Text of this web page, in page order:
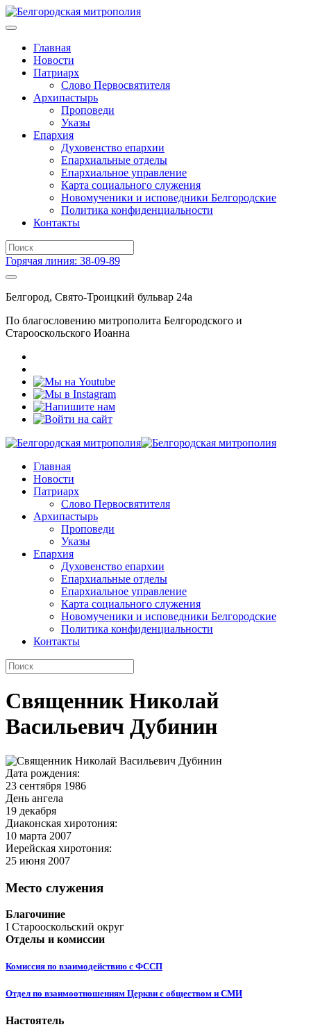
Главная
Новости
Патриарх
Слово Первосвятителя
Архипастырь
Проповеди
Указы
Епархия
Духовенство епархии
Епархиальные отделы
Епархиальное управление
Карта социального служения
Новомученики и исповедники Белгородские
Политика конфиденциальности
Контакты
Горячая линия: 38-09-89
Белгород, Свято-Троицкий бульвар 24а
По благословению митрополита Белгородского и
Старооскольского Иоанна
Главная
Новости
Патриарх
Слово Первосвятителя
Архипастырь
Проповеди
Указы
Епархия
Духовенство епархии
Епархиальные отделы
Епархиальное управление
Карта социального служения
Новомученики и исповедники Белгородские
Политика конфиденциальности
Контакты
Священник Николай
Васильевич Дубинин
Дата рождения:
23 сентября 1986
День ангела
19 декабря
Диаконская хиротония:
10 марта 2007
Иерейская хиротония:
25 июня 2007
Место служения
Благочиние
I Старооскольский округ
Отделы и комиссии
Комиссия по взаимодействию с ФССП
Отдел по взаимоотношениям Церкви с обществом и СМИ
Настоятель